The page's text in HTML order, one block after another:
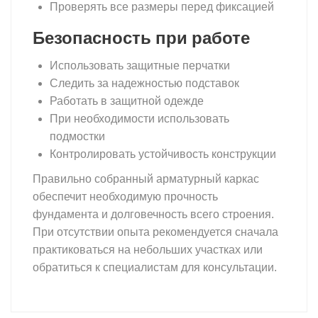
Проверять все размеры перед фиксацией
Безопасность при работе
Использовать защитные перчатки
Следить за надежностью подставок
Работать в защитной одежде
При необходимости использовать
подмостки
Контролировать устойчивость конструкции
Правильно собранный арматурный каркас
обеспечит необходимую прочность
фундамента и долговечность всего строения.
При отсутствии опыта рекомендуется сначала
практиковаться на небольших участках или
обратиться к специалистам для консультации.